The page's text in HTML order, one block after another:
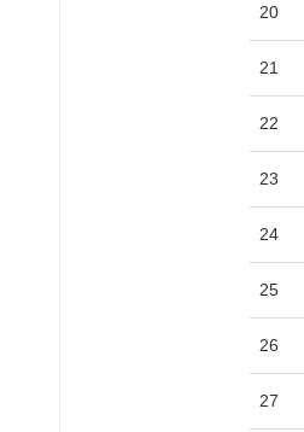
20
21
22
23
24
25
26
27